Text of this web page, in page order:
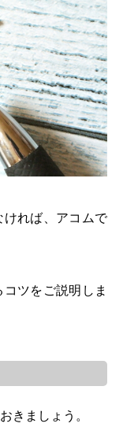
ければ、アコムで
ツをご説明しま
きましょう。